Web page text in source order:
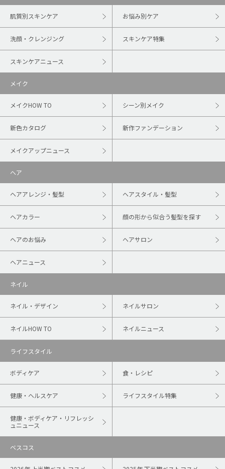
肌質別スキンケア お悩み別ケア
洗顔・クレンジング スキンケア特集
スキンケアニュース
メイク
メイクHOW TO シーン別メイク
新色カタログ 新作ファンデーション
メイクアップニュース
ヘア
ヘアアレンジ・髪型 ヘアスタイル・髪型
ヘアカラー 顔の形から似合う髪型を探す
ヘアのお悩み ヘアサロン
ヘアニュース
ネイル
ネイル・デザイン ネイルサロン
ネイルHOW TO ネイルニュース
ライフスタイル
ボディケア 食・レシピ
健康・ヘルスケア ライフスタイル特集
健康・ボディケア・リフレッシ
ュニュース
ベスコス